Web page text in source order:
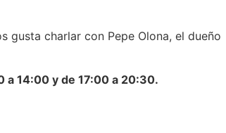
gusta charlar con Pepe Olona, el dueño
a 14:00 y de 17:00 a 20:30.